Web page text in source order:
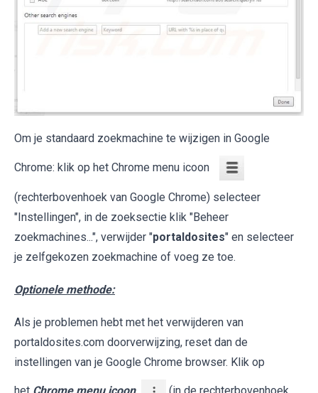
Om je standaard zoekmachine te wijzigen in Google
Chrome: klik op het Chrome menu icoon
(rechterbovenhoek van Google Chrome) selecteer
"Instellingen", in de zoeksectie klik "Beheer
zoekmachines...", verwijder "portaldosites" en selecteer
je zelfgekozen zoekmachine of voeg ze toe.
Optionele methode:
Als je problemen hebt met het verwijderen van
portaldosites.com doorverwijzing, reset dan de
instellingen van je Google Chrome browser. Klik op